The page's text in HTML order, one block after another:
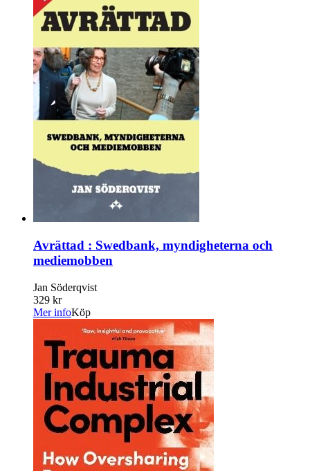
Avrättad : Swedbank, myndigheterna och
mediemobben
Jan Söderqvist
329 kr
Mer infoKöp